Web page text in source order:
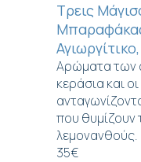
Τρεις
Αρώματα των
κεράσια και
που θυμίζουν
λεμονανθούς.
35€